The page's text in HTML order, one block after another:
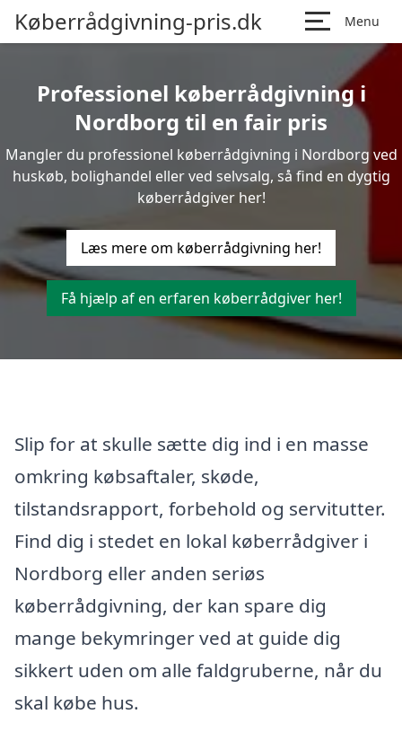
Køberrådgivning-pris.dk Menu
Professionel køberrådgivning i
Nordborg til en fair pris
Mangler du professionel køberrådgivning i Nordborg ved
huskøb, bolighandel eller ved selvsalg, så find en dygtig
køberrådgiver her!
Læs mere om køberrådgivning her!
Få hjælp af en erfaren køberrådgiver her!
Slip for at skulle sætte dig ind i en masse
omkring købsaftaler, skøde,
tilstandsrapport, forbehold og servitutter.
Find dig i stedet en lokal køberrådgiver i
Nordborg eller anden seriøs
køberrådgivning, der kan spare dig
mange bekymringer ved at guide dig
sikkert uden om alle faldgruberne, når du
skal købe hus.